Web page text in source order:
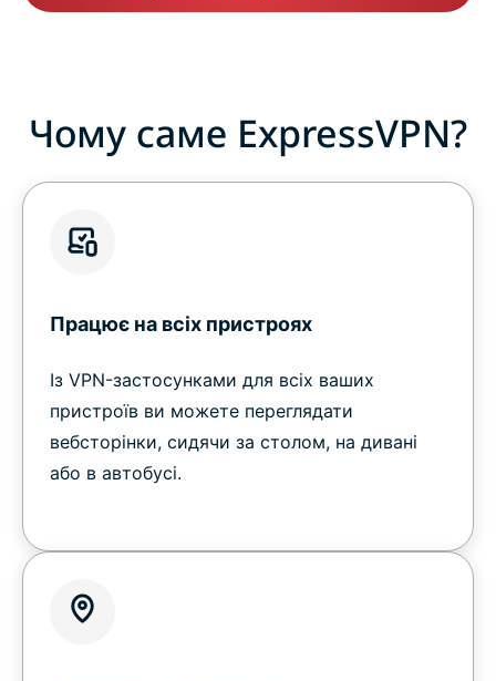
Чому саме ExpressVPN?
Працює на всіх пристроях
Із VPN-застосунками для всіх ваших
пристроїв ви можете переглядати
вебсторінки, сидячи за столом, на дивані
або в автобусі.